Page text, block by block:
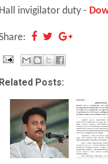
invigilator duty -
Posts: